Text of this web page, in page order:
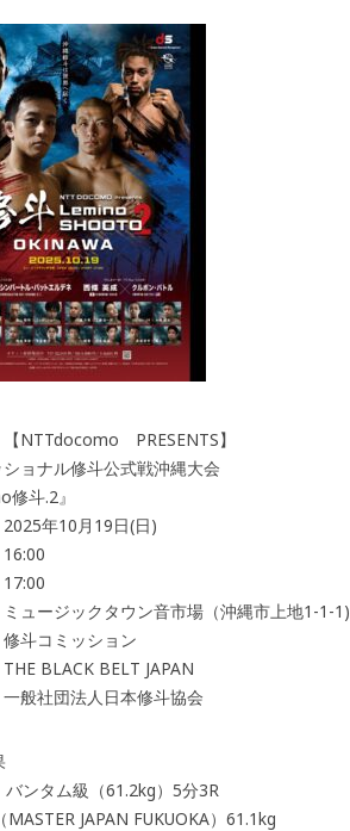
【NTTdocomo PRESENTS】
ョナル修斗公式戦沖縄大会
斗.2』
2025年10月19日(日)
ュージックタウン音市場（沖縄市上地1-1-1)
斗コミッション
BLACK BELT JAPAN
般社団法人日本修斗協会
ンタム級（61.2kg）5分3R
MASTER JAPAN FUKUOKA）61.1kg